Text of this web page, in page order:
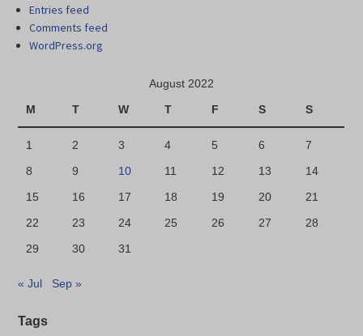
Entries feed
Comments feed
WordPress.org
August 2022
M
T W T F S S
1 2 3 4 5 6
7
8
9 10 11 12 13
14
15
16 17 18 19 20
21
22
23 24 25 26 27
28
29
30 31
« Jul Sep »
Tags